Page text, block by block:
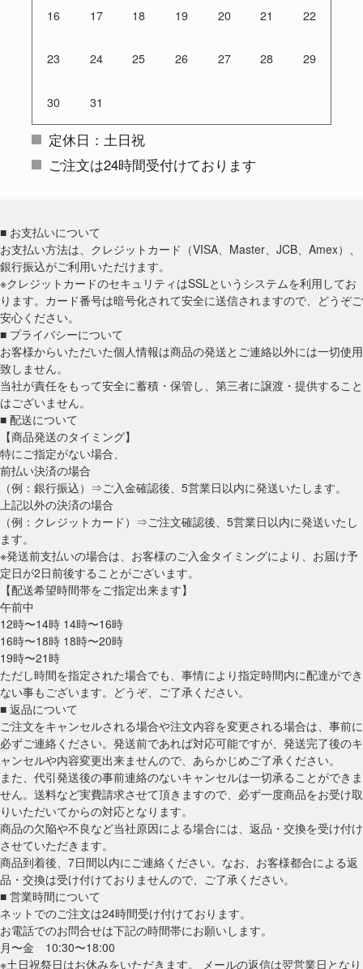
16 17 18 19 20 21 22
23 24 25 26 27 28 29
30 31
定休日：土日祝
ご注文は24時間受付けております
■ お支払いについて
お支払い方法は、クレジットカード（VISA、Master、JCB、Amex）、
銀行振込がご利用いただけます。
※クレジットカードのセキュリティはSSLというシステムを利用してお
ります。カード番号は暗号化されて安全に送信されますので、どうぞご
安心ください。
■ プライバシーについて
お客様からいただいた個人情報は商品の発送とご連絡以外には一切使用
致しません。
当社が責任をもって安全に蓄積・保管し、第三者に譲渡・提供すること
はございません。
■ 配送について
【商品発送のタイミング】
特にご指定がない場合、
前払い決済の場合
（例：銀行振込）⇒ご入金確認後、5営業日以内に発送いたします。
上記以外の決済の場合
（例：クレジットカード）⇒ご注文確認後、5営業日以内に発送いたし
ます。
※発送前支払いの場合は、お客様のご入金タイミングにより、お届け予
定日が2日前後することがございます。
【配送希望時間帯をご指定出来ます】
午前中
12時〜14時 14時〜16時
16時〜18時 18時〜20時
19時〜21時
ただし時間を指定された場合でも、事情により指定時間内に配達ができ
ない事もございます。どうぞ、ご了承ください。
■ 返品について
ご注文をキャンセルされる場合や注文内容を変更される場合は、事前に
必ずご連絡ください。発送前であれば対応可能ですが、発送完了後のキ
ャンセルや内容変更出来ませんので、あらかじめご了承ください。
また、代引発送後の事前連絡のないキャンセルは一切承ることができま
せん。送料など実費請求させて頂きますので、必ず一度商品をお受け取
りいただいてからの対応となります。
商品の欠陥や不良など当社原因による場合には、返品・交換を受け付け
させていただきます。
商品到着後、7日間以内にご連絡ください。なお、お客様都合による返
品・交換は受け付けておりませんので、ご了承ください。
■ 営業時間について
ネットでのご注文は24時間受け付けております。
お電話でのお問合せは下記の時間帯にお願いします。
月〜金 10:30〜18:00
※土日祝祭日はお休みをいただきます。 メールの返信は翌営業日となり